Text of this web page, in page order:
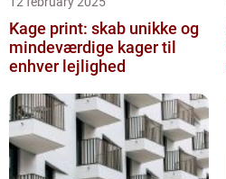
Kage print: skab unikke og
mindeværdige kager til
enhver lejlighed